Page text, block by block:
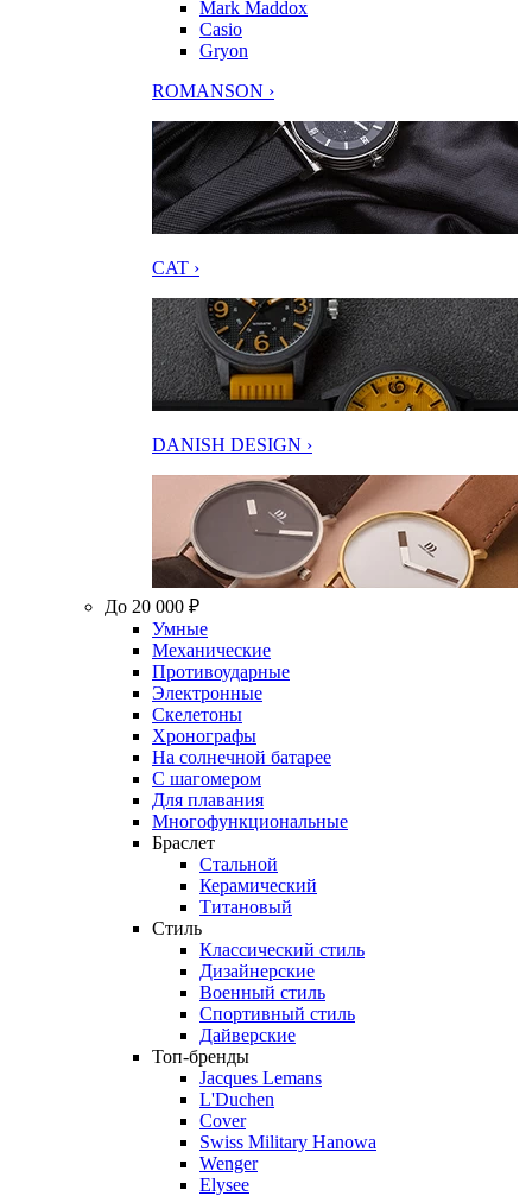
Mark Maddox
Casio
Gryon
ROMANSON ›
CAT ›
DANISH DESIGN ›
До 20 000 ₽
Умные
Механические
Противоударные
Электронные
Скелетоны
Хронографы
На солнечной батарее
С шагомером
Для плавания
Многофункциональные
Браслет
Стальной
Керамический
Титановый
Стиль
Классический стиль
Дизайнерские
Военный стиль
Спортивный стиль
Дайверские
Топ-бренды
Jacques Lemans
L'Duchen
Cover
Swiss Military Hanowa
Wenger
Elysee